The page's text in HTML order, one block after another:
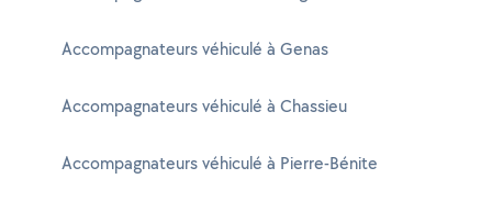
Accompagnateurs véhiculé à Genas
Accompagnateurs véhiculé à Chassieu
Accompagnateurs véhiculé à Pierre-Bénite